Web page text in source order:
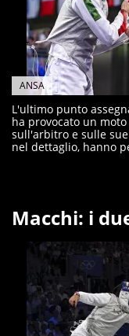
ANSA
L'ultimo punto
ha provocato un
sull'arbitro e sulle
nel dettaglio, hanno
Macchi: i